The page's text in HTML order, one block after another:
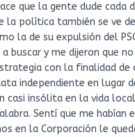
que la gente dude cada
la política también se ve
la de su expulsión del
a buscar y me dijeron que
con la finalidad
independiente en lugar
casi insólita en la vida
Sentí que me habían
en la Corporación le